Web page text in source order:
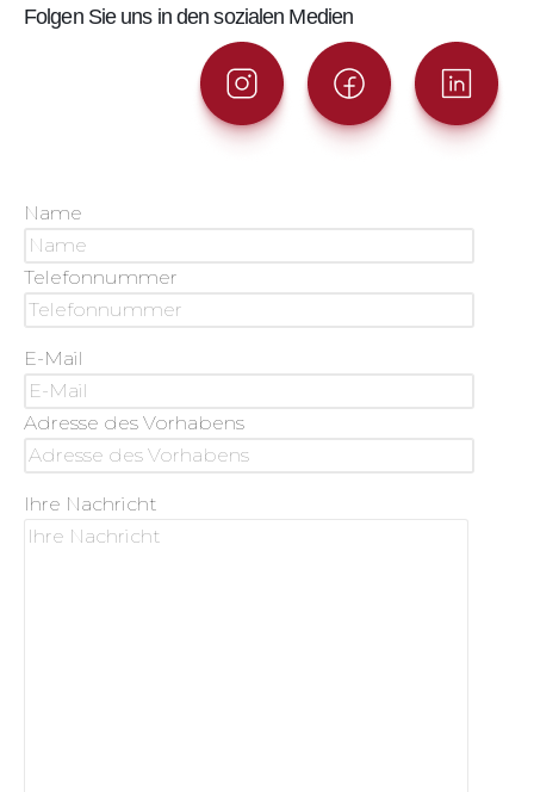
Folgen Sie uns in den sozialen Medien
Name
Telefonnummer
E-Mail
Adresse des Vorhabens
Ihre Nachricht